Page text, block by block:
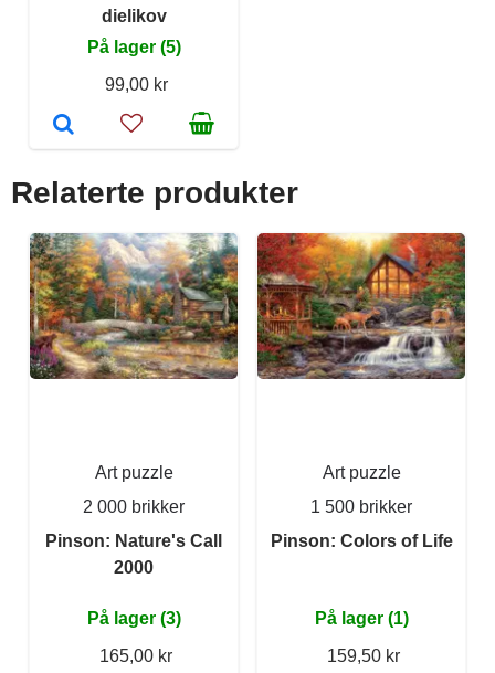
dielikov
På lager (5)
99,00 kr
Relaterte produkter
Art puzzle
2 000 brikker
Pinson: Nature's Call
2000
På lager (3)
165,00 kr
Art puzzle
1 500 brikker
Pinson: Colors of Life
På lager (1)
159,50 kr